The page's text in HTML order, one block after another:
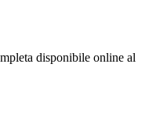
disponibile online al